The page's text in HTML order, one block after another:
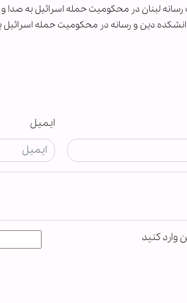
لبنان در محکومیت حمله اسرائیل به صدا
دین و رسانه در محکومیت حمله اسرائیل
ایمیل
وارد کنید